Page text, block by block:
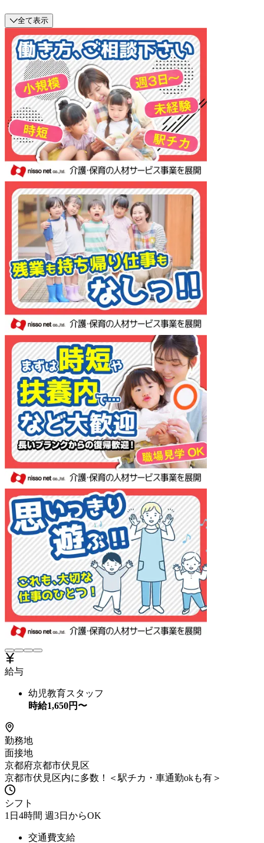
全て表示
給与
幼児教育スタッフ
時給1,650円〜
勤務地
面接地
京都府京都市伏見区
京都市伏見区内に多数！＜駅チカ・車通勤okも有＞
シフト
1日4時間 週3日からOK
交通費支給